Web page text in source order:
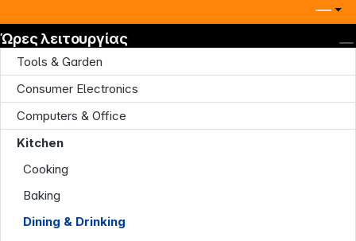
Tools & Garden
Consumer Electronics
Computers & Office
Kitchen
Cooking
Baking
Dining & Drinking
Ώρες λειτουργίας